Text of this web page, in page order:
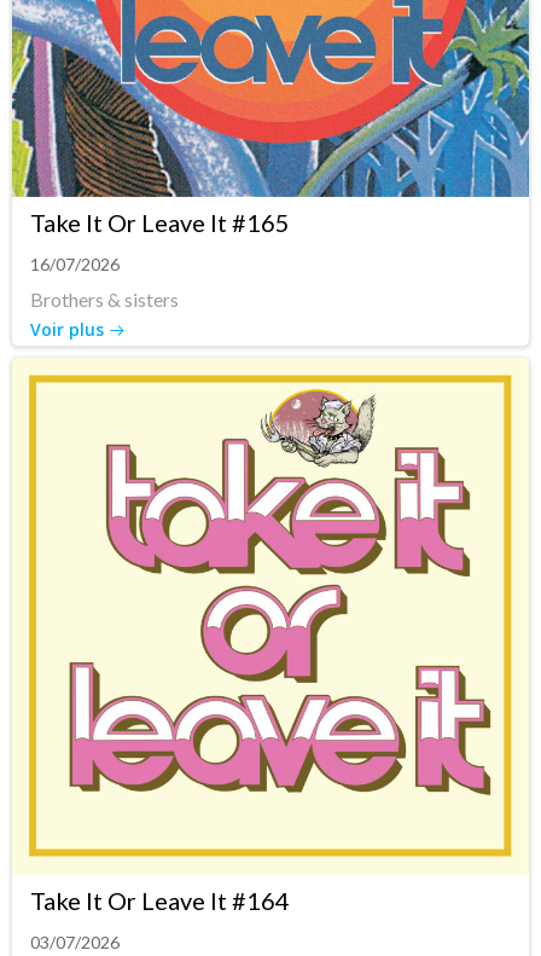
Take It Or Leave It #165
16/07/2026
Brothers & sisters
Voir plus
Take It Or Leave It #164
03/07/2026